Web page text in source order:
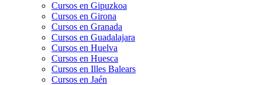
Cursos en Gipuzkoa
Cursos en Girona
Cursos en Granada
Cursos en Guadalajara
Cursos en Huelva
Cursos en Huesca
Cursos en Illes Balears
Cursos en Jaén